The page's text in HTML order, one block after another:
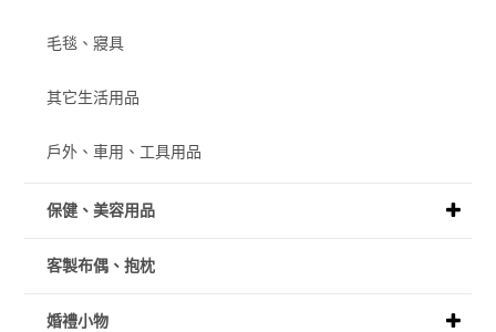
毛毯、寢具
其它生活用品
戶外、車用、工具用品
保健、美容用品
客製布偶、抱枕
婚禮小物